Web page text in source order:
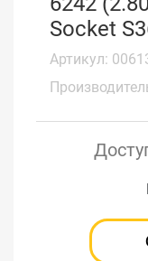
Socket
Артикул: